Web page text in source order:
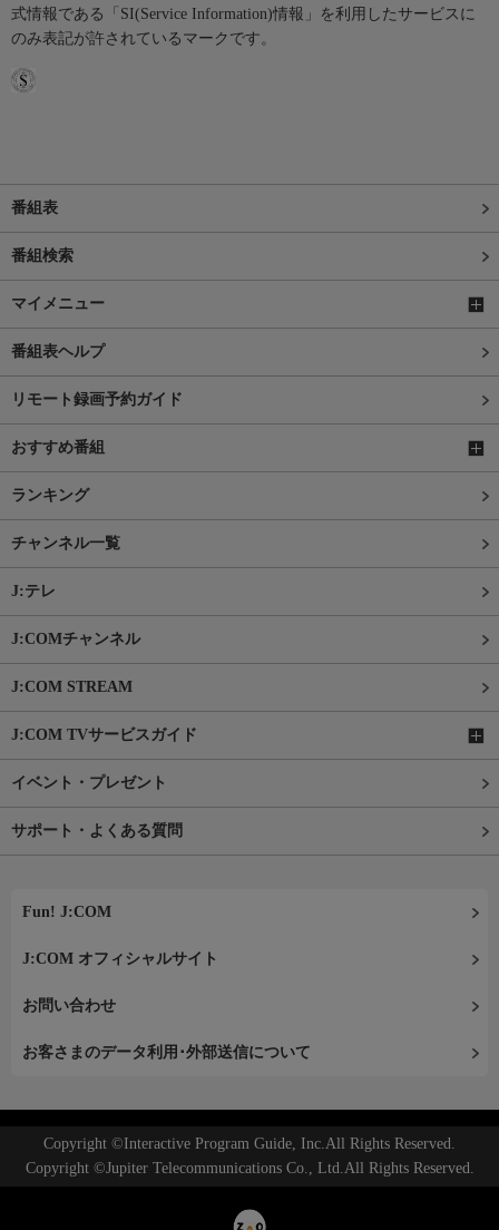
式情報である「SI(Service Information)情報」を利用したサービスに
のみ表記が許されているマークです。
番組表
番組検索
マイメニュー
番組表ヘルプ
リモート録画予約ガイド
おすすめ番組
ランキング
チャンネル一覧
J:テレ
J:COMチャンネル
J:COM STREAM
J:COM TVサービスガイド
イベント・プレゼント
サポート・よくある質問
Fun! J:COM
J:COM オフィシャルサイト
お問い合わせ
お客さまのデータ利用･外部送信について
Copyright ©Interactive Program Guide, Inc.All Rights Reserved.
Copyright ©Jupiter Telecommunications Co., Ltd.All Rights Reserved.